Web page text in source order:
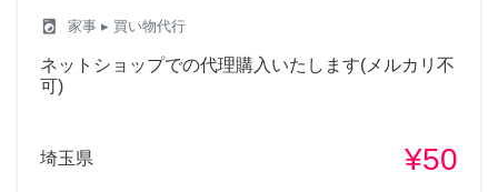
local_laundry_service 家事 ▸ 買い物代行
ネットショップでの代理購入いたします(メルカリ不
可)
埼玉県 ¥50